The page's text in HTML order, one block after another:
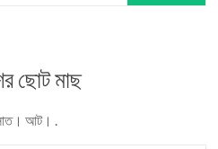
ছোট মাছ
আট। .